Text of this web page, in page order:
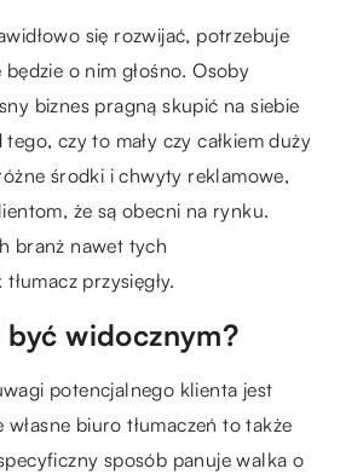
się rozwijać, potrzebuje
o nim głośno. Osoby
biznes pragną skupić na siebie
czy to mały czy całkiem duży
środki i chwyty reklamowe,
że są obecni na rynku.
branż nawet tych
przysięgły.
widocznym?
potencjalnego klienta jest
biuro tłumaczeń to także
sposób panuje walka o